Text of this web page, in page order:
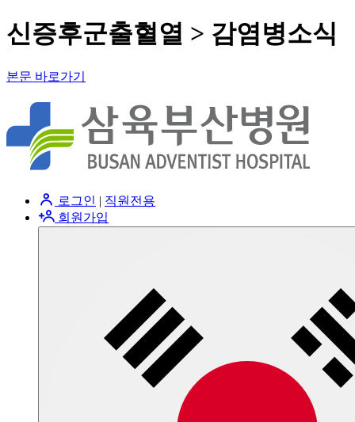
신증후군출혈열 > 감염병소식
본문 바로가기
로그인 | 직원전용
회원가입